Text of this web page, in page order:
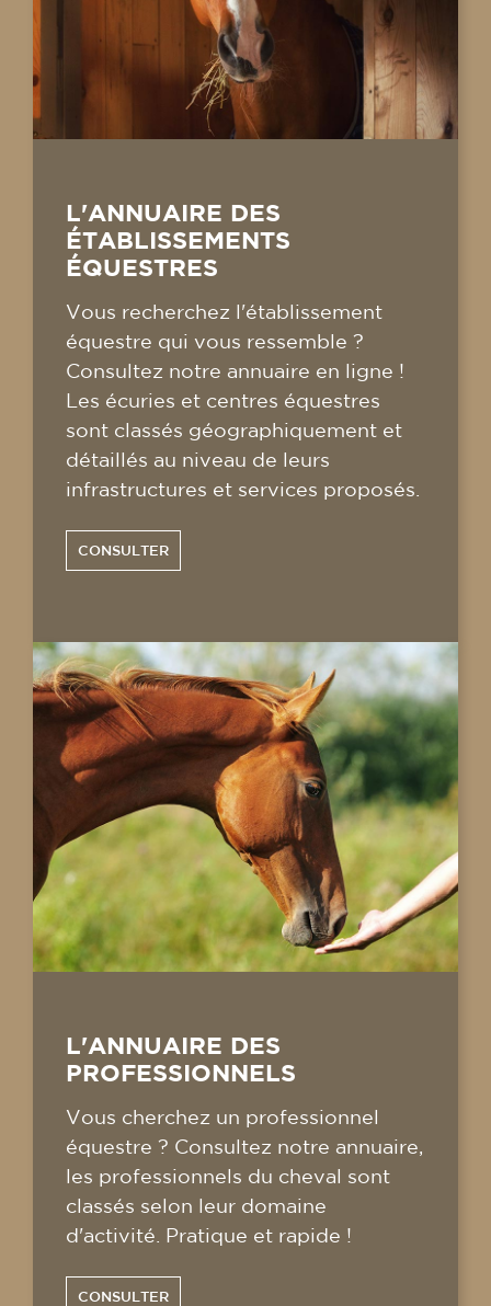
L'ANNUAIRE DES
ÉTABLISSEMENTS
ÉQUESTRES
Vous recherchez l'établissement
équestre qui vous ressemble ?
Consultez notre annuaire en ligne !
Les écuries et centres équestres
sont classés géographiquement et
détaillés au niveau de leurs
infrastructures et services proposés.
CONSULTER
L'ANNUAIRE DES
PROFESSIONNELS
Vous cherchez un professionnel
équestre ? Consultez notre annuaire,
les professionnels du cheval sont
classés selon leur domaine
d'activité. Pratique et rapide !
CONSULTER